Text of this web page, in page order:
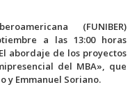
(FUNIBER)
a las 13:00 horas
abordaje de los proyectos
del MBA», que
y Emmanuel Soriano.